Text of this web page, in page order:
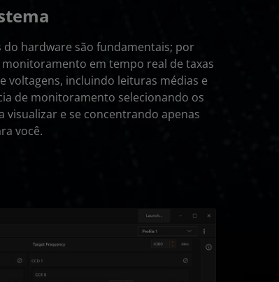
hardware são fundamentais; por
monitoramento em tempo real de taxas
voltagens, incluindo leituras médias e
de monitoramento selecionando os
visualizar e se concentrando apenas
você.